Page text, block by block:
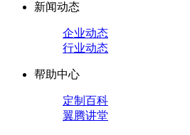
新闻动态
企业动态
行业动态
帮助中心
定制百科
翼腾讲堂